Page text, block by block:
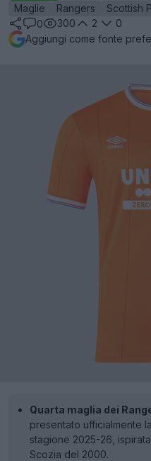
Maglie
Rangers Scottish
0
300 2
0
Aggiungi come fonte
Quarta maglia dei
presentato ufficialmente
stagione 2025-26,
Scozia del 2000.